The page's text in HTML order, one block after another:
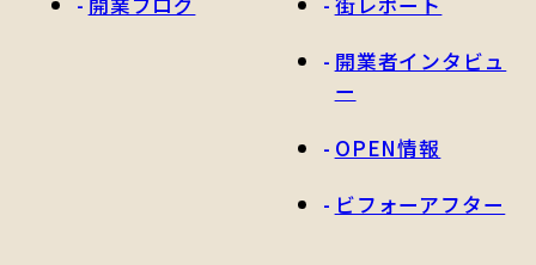
開業者インタビュ
ー
OPEN情報
ビフォーアフター